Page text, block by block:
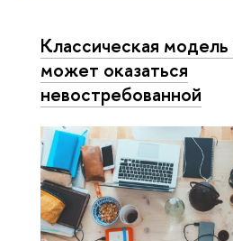
Классическая модель
может оказаться
невостребованной